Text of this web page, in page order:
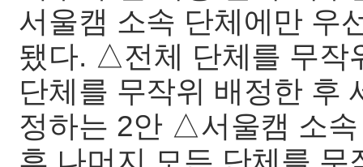
서울캠 소속 단체에만 우
됐다. △전체 단체를 무작
단체를 무작위 배정한 후
정하는 2안 △서울캠 소